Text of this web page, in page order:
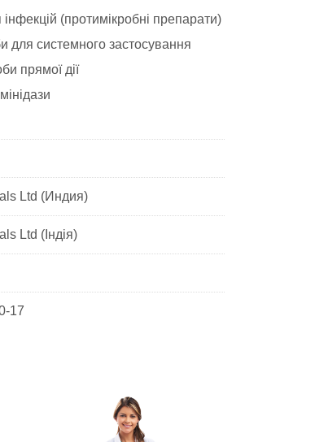
(протимікробні препарати)
для системного застосування
прямої дії
Ltd (Индия)
Ltd (Індія)
17